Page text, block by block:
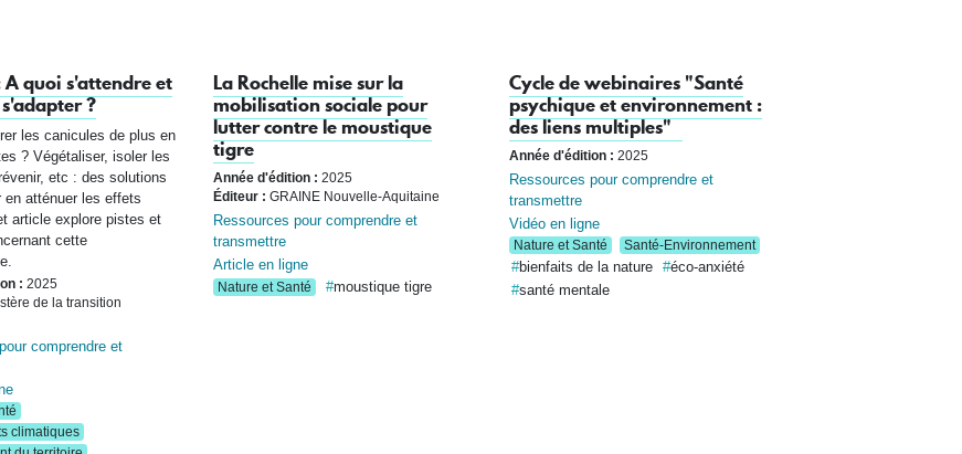
A quoi s'attendre et
?
les canicules de plus en
? Végétaliser, isoler les
etc : des solutions
en atténuer les effets
article explore pistes et
cette
: 2025
de la transition
comprendre et
climatiques
La Rochelle mise sur la
mobilisation sociale pour
lutter contre le moustique
tigre
Année d'édition : 2025
Éditeur : GRAINE Nouvelle-Aquitaine
Ressources pour comprendre et
transmettre
Article en ligne
Nature et Santé moustique tigre
Cycle de webinaires "Santé
psychique et environnement :
des liens multiples"
Année d'édition : 2025
Ressources pour comprendre et
transmettre
Vidéo en ligne
Nature et Santé Santé-Environnement
bienfaits de la nature
éco-anxiété
santé mentale